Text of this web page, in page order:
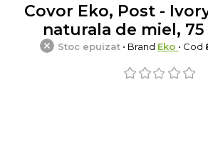
Covor Eko, Post -
naturala de miel, 75
Stoc epuizat • Brand Eko • Cod